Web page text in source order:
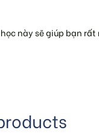
này sẽ giúp bạn